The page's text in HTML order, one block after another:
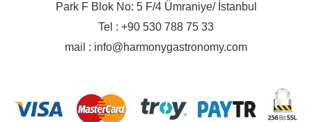
Park F Blok No: 5 F/4 Ümraniye/ İstanbul
Tel : +90 530 788 75 33
mail : info@harmonygastronomy.com